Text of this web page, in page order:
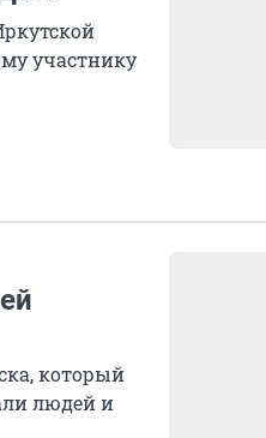
участнику
который
людей и